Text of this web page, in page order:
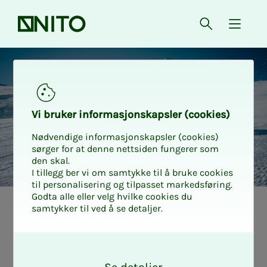
Forsiden Åpne søk
{
Gratis heiskort i SarvesAlta
Vi bru­­­ker in­­­for­­­ma­­­sjons­­­kaps­­­­­ler (cookies)
Nødvendige informasjonskapsler (cookies)
sørger for at denne nettsiden fungerer som
den skal.
I tillegg ber vi om samtykke til å bruke cookies
til personalisering og tilpasset markedsføring.
Godta alle eller velg hvilke cookies du
samtykker til ved å se detaljer.